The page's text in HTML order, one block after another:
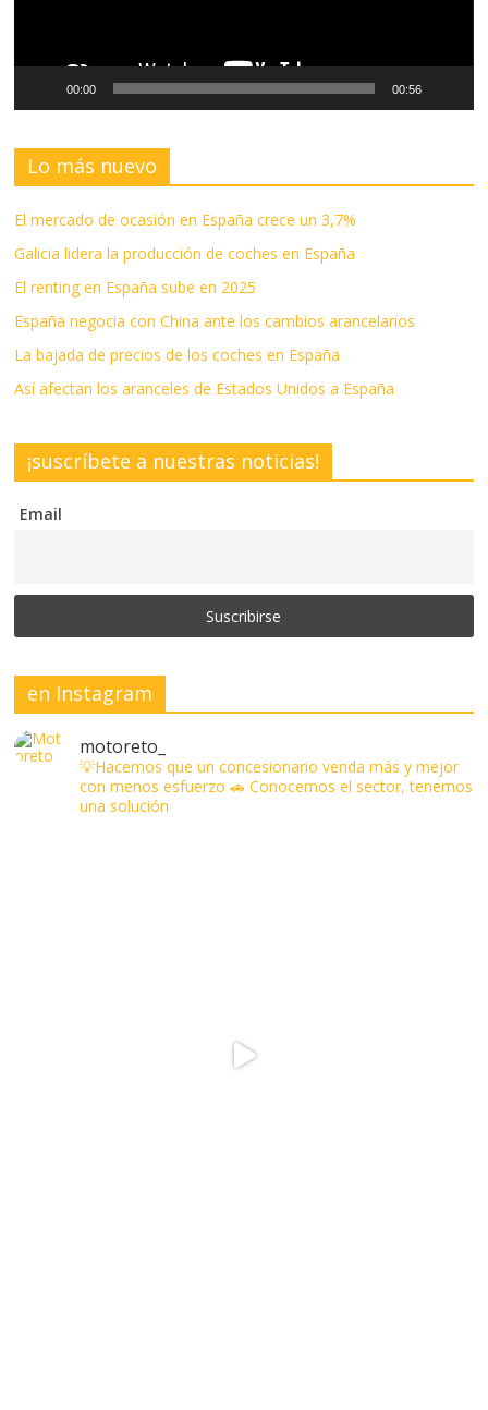
00:00 00:56
Lo más nuevo
El mercado de ocasión en España crece un 3,7%
Galicia lidera la producción de coches en España
El renting en España sube en 2025
España negocia con China ante los cambios arancelarios
La bajada de precios de los coches en España
Así afectan los aranceles de Estados Unidos a España
¡suscríbete a nuestras noticias!
Email
en Instagram
motoreto_
💡Hacemos que un concesionario venda más y mejor
con menos esfuerzo 🚗 Conocemos el sector, tenemos
una solución